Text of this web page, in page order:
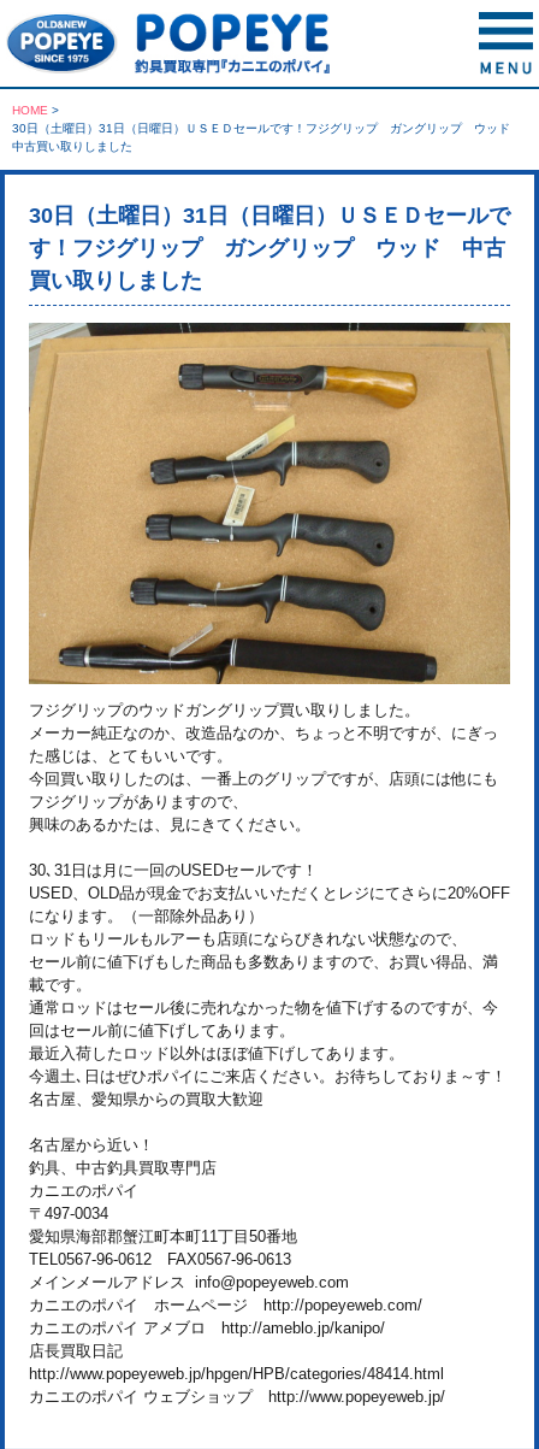
HOME >
30日（土曜日）31日（日曜日）ＵＳＥＤセールです！フジグリップ ガングリップ ウッド
中古買い取りしました
30日（土曜日）31日（日曜日）ＵＳＥＤセールで
す！フジグリップ ガングリップ ウッド 中古
買い取りしました
フジグリップのウッドガングリップ買い取りしました。
メーカー純正なのか、改造品なのか、ちょっと不明ですが、にぎっ
た感じは、とてもいいです。
今回買い取りしたのは、一番上のグリップですが、店頭には他にも
フジグリップがありますので、
興味のあるかたは、見にきてください。
30､31日は月に一回のUSEDセールです！
USED、OLD品が現金でお支払いいただくとレジにてさらに20%OFF
になります。（一部除外品あり）
ロッドもリールもルアーも店頭にならびきれない状態なので、
セール前に値下げもした商品も多数ありますので、お買い得品、満
載です。
通常ロッドはセール後に売れなかった物を値下げするのですが、今
回はセール前に値下げしてあります。
最近入荷したロッド以外はほぼ値下げしてあります。
今週土､日はぜひポパイにご来店ください。お待ちしておりま～す！
名古屋、愛知県からの買取大歓迎
名古屋から近い！
釣具、中古釣具買取専門店
カニエのポパイ
〒497-0034
愛知県海部郡蟹江町本町11丁目50番地
TEL0567-96-0612 FAX0567-96-0613
メインメールアドレス info@popeyeweb.com
カニエのポパイ ホームページ http://popeyeweb.com/
カニエのポパイ アメブロ http://ameblo.jp/kanipo/
店長買取日記
http://www.popeyeweb.jp/hpgen/HPB/categories/48414.html
カニエのポパイ ウェブショップ http://www.popeyeweb.jp/